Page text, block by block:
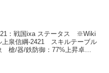
：戦国ixa ステータス ※Wiki
泉信綱-2421 スキルテーブル
/器/鉄防御：77%上昇卓